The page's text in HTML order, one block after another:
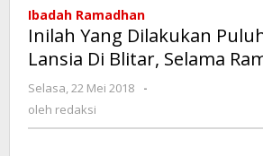
Janda
Lansia
Ibadah Ramadhan
Inilah Yang Dilakukan
Lansia Di Blitar, Selama
Selasa, 22 Mei 2018
oleh
-
oleh redaksi